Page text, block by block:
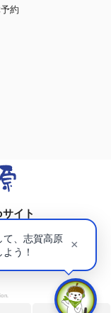
約
イト
蓮池)